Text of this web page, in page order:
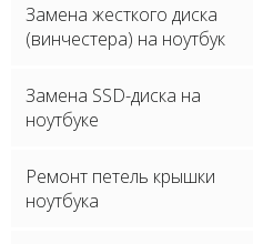
Замена жесткого диска
(винчестера) на ноутбук
Замена SSD-диска на
ноутбуке
Ремонт петель крышки
ноутбука